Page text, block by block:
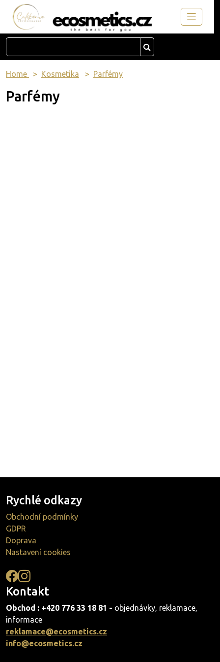
Home Kosmetika Parfémy
Parfémy
Rychlé odkazy
Obchodní podmínky
GDPR
Doprava
Nastavení cookies
Kontakt
Obchod : +420 776 33 18 81 - objednávky, reklamace,
informace
reklamace@ecosmetics.cz
info@ecosmetics.cz